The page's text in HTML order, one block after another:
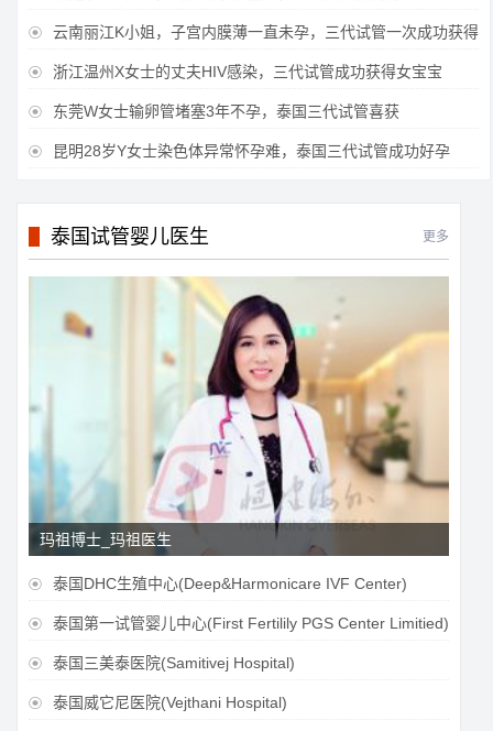
 云南丽江K小姐，子宫内膜薄一直未孕，三代试管一次成功获得
 浙江温州X女士的丈夫HIV感染，三代试管成功获得女宝宝
 东莞W女士输卵管堵塞3年不孕，泰国三代试管喜获
 昆明28岁Y女士染色体异常怀孕难，泰国三代试管成功好孕
泰国试管婴儿医生 更多
玛祖博士_玛祖医生
 泰国DHC生殖中心(Deep&Harmonicare IVF Center)
 泰国第一试管婴儿中心(First Fertilily PGS Center Limitied)
 泰国三美泰医院(Samitivej Hospital)
 泰国威它尼医院(Vejthani Hospital)